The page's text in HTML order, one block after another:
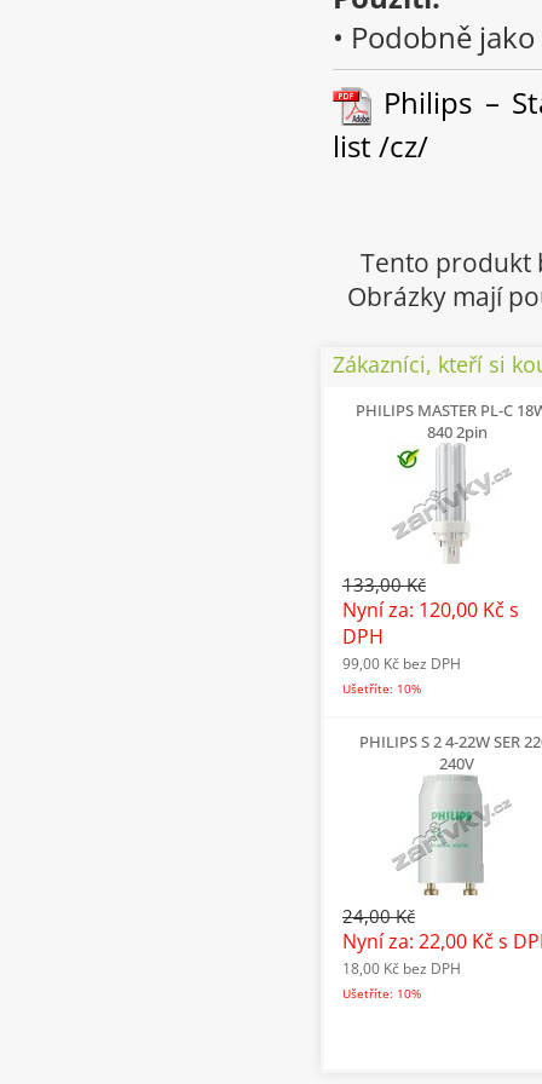
• Podobně
Philips –
list /cz/
Tento produkt
Obrázky mají
Zákazníci, kteří si
PHILIPS MASTER PL-C
840 2pin
133,00 Kč
Nyní za: 120,00 Kč s
DPH
99,00 Kč bez DPH
Ušetříte: 10%
PHILIPS S 2 4-22W SER
240V
24,00 Kč
Nyní za: 22,00 Kč s
18,00 Kč bez DPH
Ušetříte: 10%